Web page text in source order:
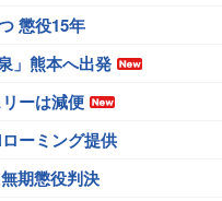
懲役15年
」熊本へ出発
ーは減便
ーミング提供
期懲役判決